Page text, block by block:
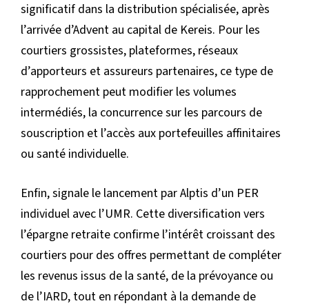
significatif dans la distribution spécialisée, après
l’arrivée d’Advent au capital de Kereis. Pour les
courtiers grossistes, plateformes, réseaux
d’apporteurs et assureurs partenaires, ce type de
rapprochement peut modifier les volumes
intermédiés, la concurrence sur les parcours de
souscription et l’accès aux portefeuilles affinitaires
ou santé individuelle.
Enfin, signale le lancement par Alptis d’un PER
individuel avec l’UMR. Cette diversification vers
l’épargne retraite confirme l’intérêt croissant des
courtiers pour des offres permettant de compléter
les revenus issus de la santé, de la prévoyance ou
de l’IARD, tout en répondant à la demande de